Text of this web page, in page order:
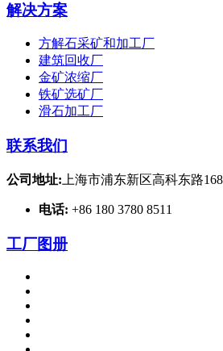
解决方案
方解石采矿和加工厂
建筑回收厂
金矿浓缩厂
铁矿选矿厂
滑石加工厂
联系我们
公司地址: 上海市浦东新区高科东路
电话: +86 180 3780 8511
工厂图册